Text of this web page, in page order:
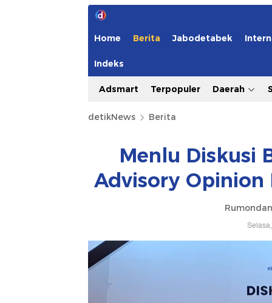
Home Berita Jabodetabek
Indeks
Adsmart Terpopuler Daerah
detikNews Berita
Menlu Diskusi
Advisory Opinion